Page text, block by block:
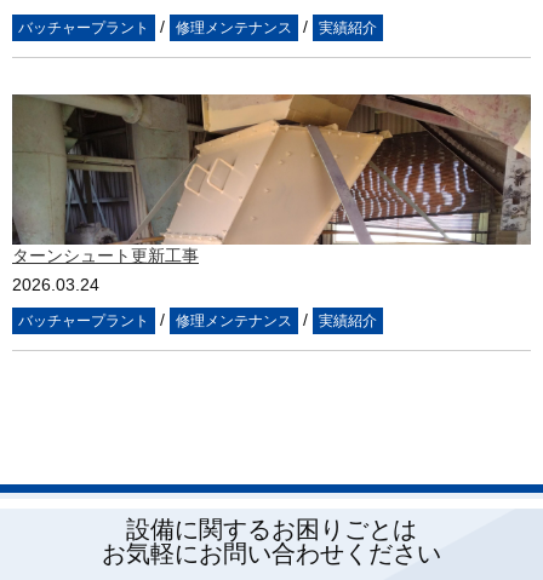
バッチャープラント / 修理メンテナンス / 実績紹介
ターンシュート更新工事
2026.03.24
バッチャープラント / 修理メンテナンス / 実績紹介
設備に関するお困りごとは
お気軽にお問い合わせください